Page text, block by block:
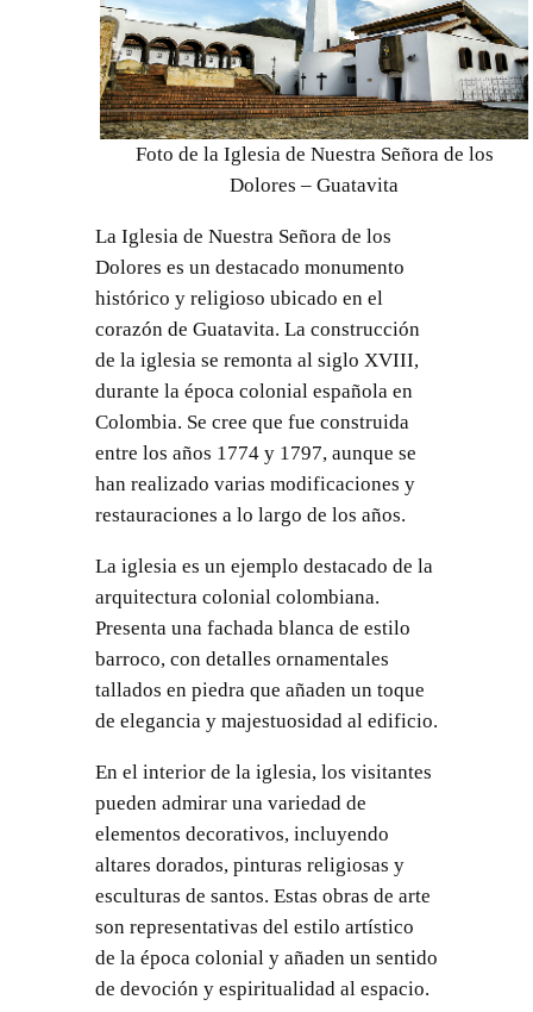
Foto de la Iglesia de Nuestra Señora de los
Dolores – Guatavita
La Iglesia de Nuestra Señora de los
Dolores es un destacado monumento
histórico y religioso ubicado en el
corazón de Guatavita. La construcción
de la iglesia se remonta al siglo XVIII,
durante la época colonial española en
Colombia. Se cree que fue construida
entre los años 1774 y 1797, aunque se
han realizado varias modificaciones y
restauraciones a lo largo de los años.
La iglesia es un ejemplo destacado de la
arquitectura colonial colombiana.
Presenta una fachada blanca de estilo
barroco, con detalles ornamentales
tallados en piedra que añaden un toque
de elegancia y majestuosidad al edificio.
En el interior de la iglesia, los visitantes
pueden admirar una variedad de
elementos decorativos, incluyendo
altares dorados, pinturas religiosas y
esculturas de santos. Estas obras de arte
son representativas del estilo artístico
de la época colonial y añaden un sentido
de devoción y espiritualidad al espacio.